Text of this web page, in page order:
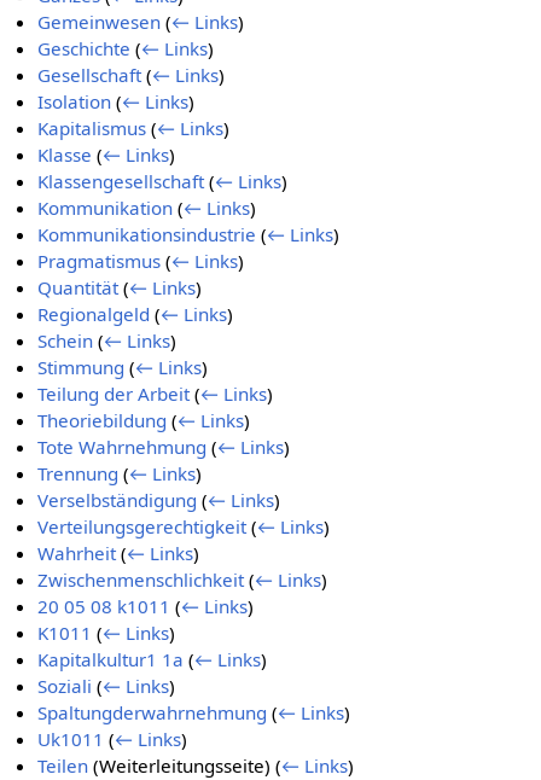
Gemeinwesen (← Links)
Geschichte (← Links)
Gesellschaft (← Links)
Isolation (← Links)
Kapitalismus (← Links)
Klasse (← Links)
Klassengesellschaft (← Links)
Kommunikation (← Links)
Kommunikationsindustrie (← Links)
Pragmatismus (← Links)
Quantität (← Links)
Regionalgeld (← Links)
Schein (← Links)
Stimmung (← Links)
Teilung der Arbeit (← Links)
Theoriebildung (← Links)
Tote Wahrnehmung (← Links)
Trennung (← Links)
Verselbständigung (← Links)
Verteilungsgerechtigkeit (← Links)
Wahrheit (← Links)
Zwischenmenschlichkeit (← Links)
20 05 08 k1011 (← Links)
K1011 (← Links)
Kapitalkultur1 1a (← Links)
Soziali (← Links)
Spaltungderwahrnehmung (← Links)
Uk1011 (← Links)
Teilen (Weiterleitungsseite)(← Links)